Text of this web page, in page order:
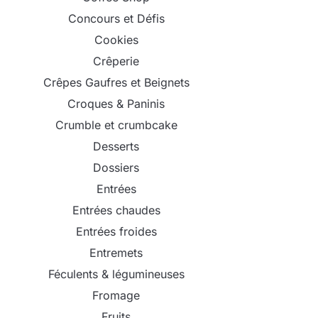
Concours et Défis
Cookies
Crêperie
Crêpes Gaufres et Beignets
Croques & Paninis
Crumble et crumbcake
Desserts
Dossiers
Entrées
Entrées chaudes
Entrées froides
Entremets
Féculents & légumineuses
Fromage